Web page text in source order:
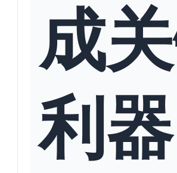
成
利器